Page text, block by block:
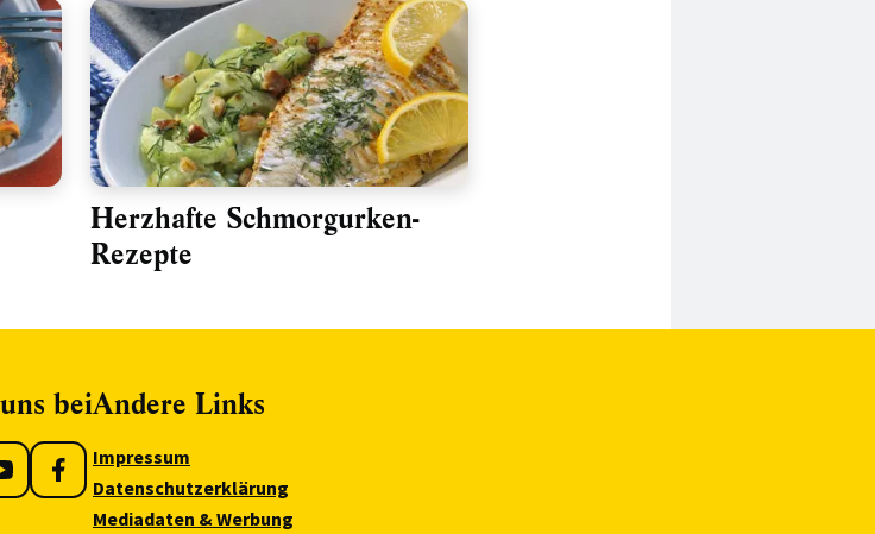
Herzhafte Schmorgurken-
Rezepte
beiAndere Links
Impressum
Datenschutzerklärung
Mediadaten & Werbung